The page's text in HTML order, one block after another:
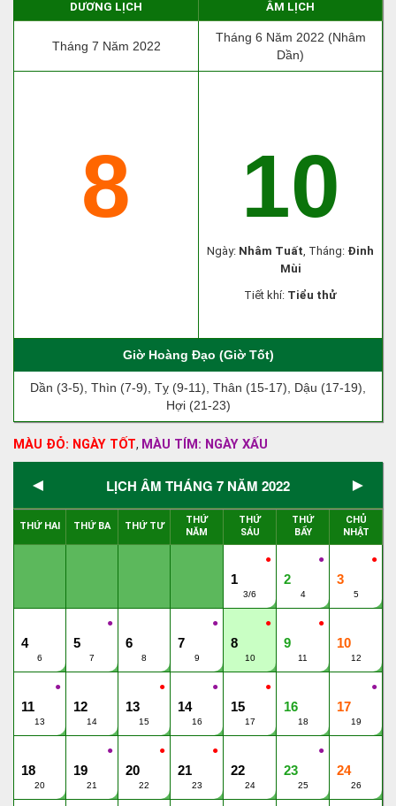
DƯƠNG LỊCH ÂM LỊCH
Tháng 7 Năm 2022
Tháng 6 Năm 2022 (Nhâm
Dần)
8 10
Ngày: Nhâm Tuất, Tháng: Đinh
Mùi
Tiết khí: Tiểu thử
Giờ Hoàng Đạo (Giờ Tốt)
Dần (3-5), Thìn (7-9), Tỵ (9-11), Thân (15-17), Dậu (17-19),
Hợi (21-23)
MÀU ĐỎ: NGÀY TỐT, MÀU TÍM: NGÀY XẤU
◄ LỊCH ÂM THÁNG 7 NĂM 2022 ►
THỨ HAI THỨ BA THỨ TƯ
THỨ
NĂM
THỨ
SÁU
THỨ
BẨY
CHỦ
NHẬT
●
1
3/6
●
2
4
●
3
5
4
6
●
5
7
6
8
●
7
9
●
8
10
●
9
11
10
12
●
11
13
12
14
●
13
15
●
14
16
●
15
17
16
18
●
17
19
18
20
●
19
21
●
20
22
●
21
23
22
24
●
23
25
24
26